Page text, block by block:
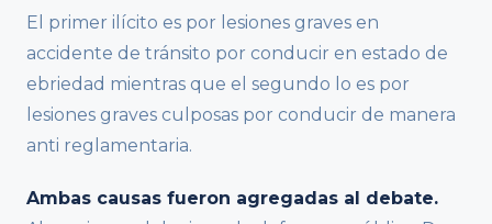
El primer ilícito es por lesiones graves en
accidente de tránsito por conducir en estado de
ebriedad mientras que el segundo lo es por
lesiones graves culposas por conducir de manera
anti reglamentaria.
Ambas causas fueron agregadas al debate.